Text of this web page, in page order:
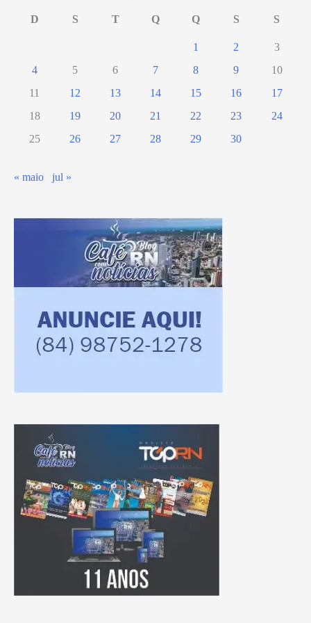
D S T Q Q S S
1 2
3
4
5 6 7 8 9
10
11
12 13 14 15 16
17
18
19 20 21 22 23
24
25
26 27 28 29 30
« maio jul »